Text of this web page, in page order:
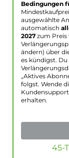
Bedingungen
ausgewählte
automatisch
2027 zum Preis
ändern) über
es kündigst.
„Aktives
folgst. Wende
erhalten.
45-